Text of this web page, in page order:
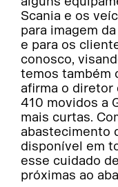
Scania e os
para imagem
e para os
conosco,
temos também
afirma o diretor
410 movidos a
mais curtas.
abastecimento
disponível em
esse cuidado
próximas ao